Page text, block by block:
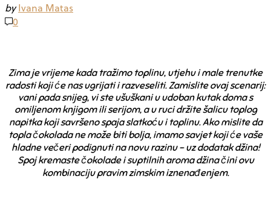
by Ivana Matas
0
Zima je vrijeme kada tražimo toplinu, utjehu i male trenutke
radosti koji će nas ugrijati i razveseliti. Zamislite ovaj scenarij:
vani pada snijeg, vi ste ušuškani u udoban kutak doma s
omiljenom knjigom ili serijom, a u ruci držite šalicu toplog
napitka koji savršeno spaja slatkoću i toplinu. Ako mislite da
topla čokolada ne može biti bolja, imamo savjet koji će vaše
hladne večeri podignuti na novu razinu – uz dodatak džina!
Spoj kremaste čokolade i suptilnih aroma džina čini ovu
kombinaciju pravim zimskim iznenađenjem.